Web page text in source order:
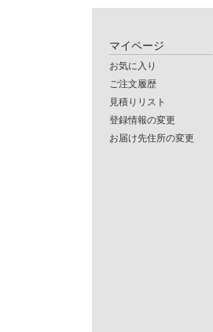
マイページ
お気に入り
ご注文履歴
見積りリスト
登録情報の変更
お届け先住所の変更